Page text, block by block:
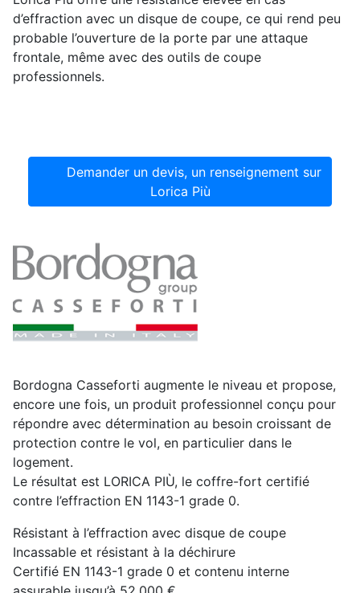
d’effraction avec un disque de coupe, ce qui rend peu
probable l’ouverture de la porte par une attaque
frontale, même avec des outils de coupe
professionnels.
Demander un devis, un renseignement sur
Lorica Più
Bordogna Casseforti augmente le niveau et propose,
encore une fois, un produit professionnel conçu pour
répondre avec détermination au besoin croissant de
protection contre le vol, en particulier dans le
logement.
Le résultat est LORICA PIÙ, le coffre-fort certifié
contre l’effraction EN 1143-1 grade 0.
Résistant à l’effraction avec disque de coupe
Incassable et résistant à la déchirure
Certifié EN 1143-1 grade 0 et contenu interne